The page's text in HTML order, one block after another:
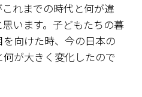
れまでの時代と何が違
います。子どもたちの暮
向けた時、今の日本の
が大きく変化したので